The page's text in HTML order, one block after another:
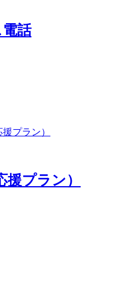
話
プラン）